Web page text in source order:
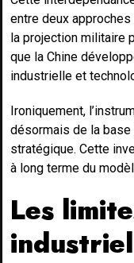
entre deux
la projection militaire
que la Chine
industrielle et
Ironiquement,
désormais de la
stratégique. Cette
à long terme du
Les
industriel